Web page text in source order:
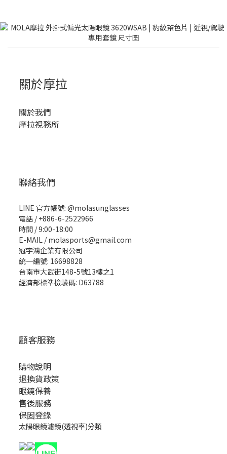
關於摩拉
關於我們
摩拉視務所
聯絡我們
LINE 官方帳號: @molasunglasses
電話 / +886-6-2522966
時間 / 9:00-18:00
E-MAIL / molasports@gmail.com
冠宇鴻企業有限公司
統一編號: 16698828
台南市大武街148-5號13樓之1
經濟部標準檢驗碼: D63788
顧客服務
購物說明
退換貨政策
眼鏡保養
售後服務
保固登錄
太陽眼鏡濾鏡(透視率)分類